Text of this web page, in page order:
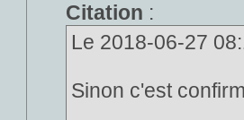
Citation :
Le 2018-06-27
Sinon c'est